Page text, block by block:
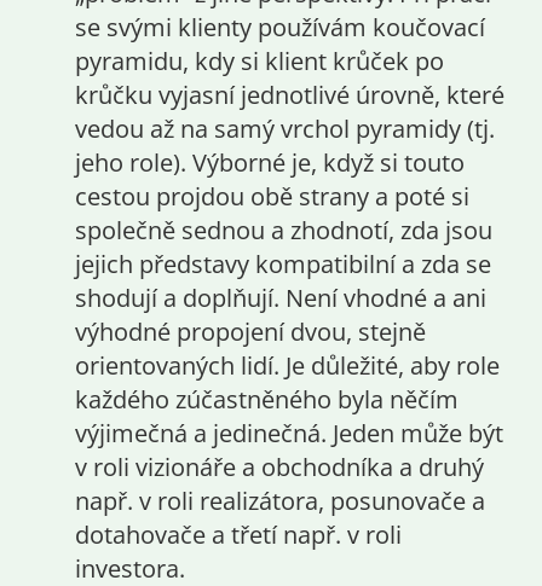
se svými klienty používám koučovací
pyramidu, kdy si klient krůček po
krůčku vyjasní jednotlivé úrovně, které
vedou až na samý vrchol pyramidy (tj.
jeho role). Výborné je, když si touto
cestou projdou obě strany a poté si
společně sednou a zhodnotí, zda jsou
jejich představy kompatibilní a zda se
shodují a doplňují. Není vhodné a ani
výhodné propojení dvou, stejně
orientovaných lidí. Je důležité, aby role
každého zúčastněného byla něčím
výjimečná a jedinečná. Jeden může být
v roli vizionáře a obchodníka a druhý
např. v roli realizátora, posunovače a
dotahovače a třetí např. v roli
investora.